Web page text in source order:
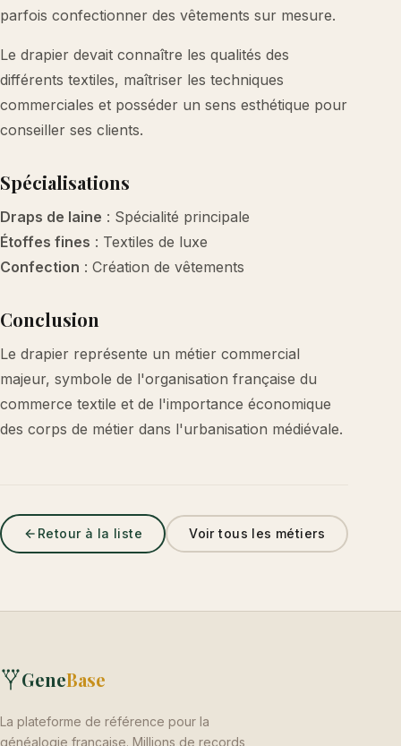
parfois confectionner des vêtements sur mesure.
Le drapier devait connaître les qualités des
différents textiles, maîtriser les techniques
commerciales et posséder un sens esthétique pour
conseiller ses clients.
Spécialisations
Draps de laine : Spécialité principale
Étoffes fines : Textiles de luxe
Confection : Création de vêtements
Conclusion
Le drapier représente un métier commercial
majeur, symbole de l'organisation française du
commerce textile et de l'importance économique
des corps de métier dans l'urbanisation médiévale.
Retour à la liste Voir tous les métiers
GeneBase
La plateforme de référence pour la
généalogie française. Millions de records,